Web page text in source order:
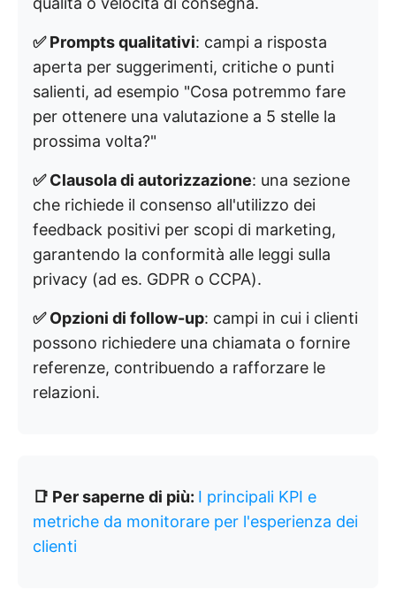
✅ Prompts qualitativi: campi a risposta
aperta per suggerimenti, critiche o punti
salienti, ad esempio "Cosa potremmo fare
per ottenere una valutazione a 5 stelle la
prossima volta?"
✅ Clausola di autorizzazione: una sezione
che richiede il consenso all'utilizzo dei
feedback positivi per scopi di marketing,
garantendo la conformità alle leggi sulla
privacy (ad es. GDPR o CCPA).
✅ Opzioni di follow-up: campi in cui i clienti
possono richiedere una chiamata o fornire
referenze, contribuendo a rafforzare le
relazioni.
📑 Per saperne di più: I principali KPI e
metriche da monitorare per l'esperienza dei
clienti